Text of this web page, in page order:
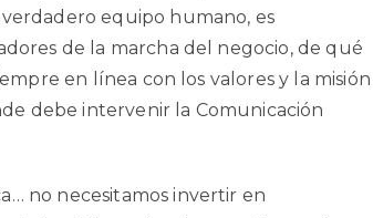
equipo humano, es
de la marcha del negocio, de qué
en línea con los valores y la misión
debe intervenir la Comunicación
no necesitamos invertir en